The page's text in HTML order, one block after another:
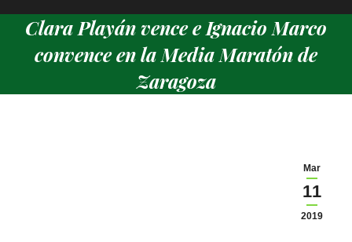
Clara Playán vence e Ignacio Marco
convence en la Media Maratón de
Zaragoza
Mar
11
2019